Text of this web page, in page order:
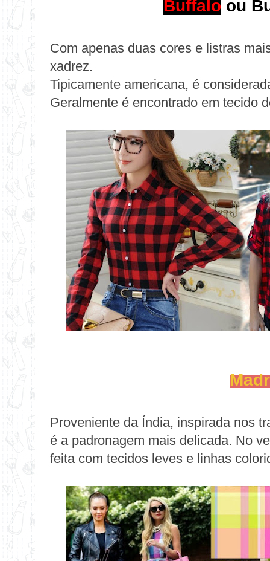
Buffalo ou
Com apenas duas cores e listras
xadrez.
Tipicamente americana, é
Geralmente é encontrado em tecido
Proveniente da Índia, inspirada nos
é a padronagem mais delicada. No
feita com tecidos leves e linhas